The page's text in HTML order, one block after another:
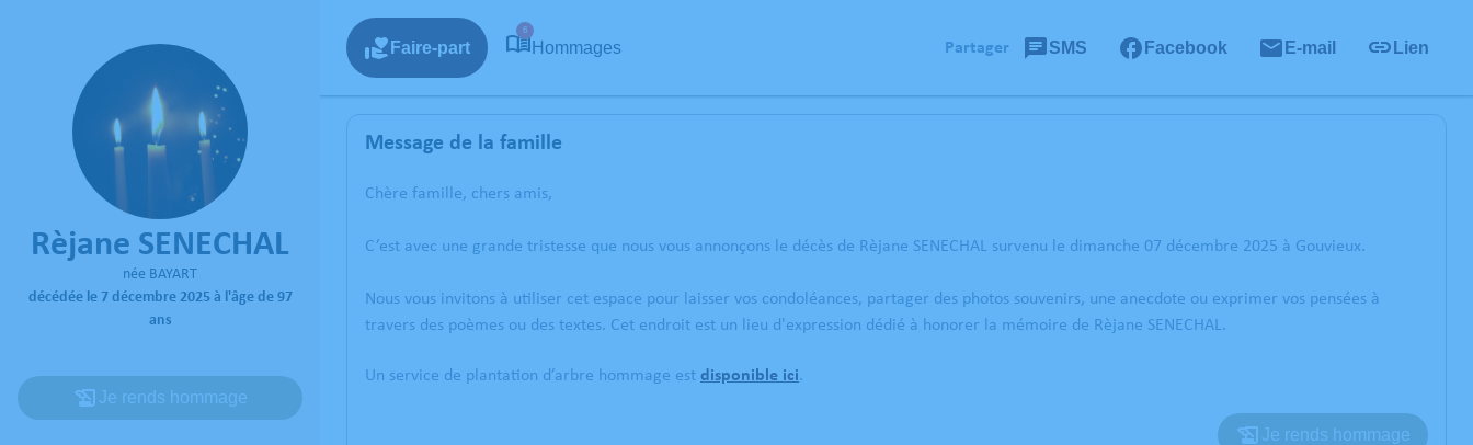
Rèjane SENECHAL
née BAYART
décédée le 7 décembre 2025 à l'âge de 97
ans
Je rends hommage
Faire-part
6
Hommages Partager SMS Facebook E-mail Lien
Message de la famille
Chère famille, chers amis,
C’est avec une grande tristesse que nous vous annonçons le décès de Rèjane SENECHAL survenu le dimanche 07 décembre 2025 à Gouvieux.
Nous vous invitons à utiliser cet espace pour laisser vos condoléances, partager des photos souvenirs, une anecdote ou exprimer vos pensées à
travers des poèmes ou des textes. Cet endroit est un lieu d'expression dédié à honorer la mémoire de Rèjane SENECHAL.
Un service de plantation d’arbre hommage est disponible ici.
Je rends hommage